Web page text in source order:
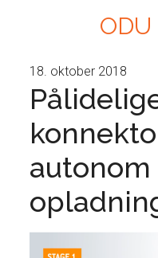
18. oktober 2018